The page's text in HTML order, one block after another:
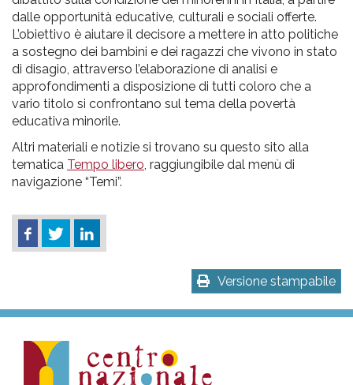
dalle opportunità educative, culturali e sociali offerte.
L’obiettivo è aiutare il decisore a mettere in atto politiche
a sostegno dei bambini e dei ragazzi che vivono in stato
di disagio, attraverso l’elaborazione di analisi e
approfondimenti a disposizione di tutti coloro che a
vario titolo si confrontano sul tema della povertà
educativa minorile.
Altri materiali e notizie si trovano su questo sito alla
tematica Tempo libero , raggiungibile dal menù di
navigazione “Temi”.
Versione stampabile